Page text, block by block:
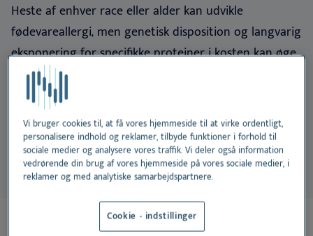
Heste af enhver race eller alder kan udvikle
fødevareallergi, men genetisk disposition og langvarig
eksponering for specifikke proteiner i kosten kan øge
modtageligheden.
ingredienser omfatter korn
soja, lucerne og visse vegetabilske proteiner,men
den individuelle følsomhed varierer.
På denne side:
Vi bruger cookies til, at få vores hjemmeside til at virke ordentligt,
personalisere indhold og reklamer, tilbyde funktioner i forhold til
sociale medier og analysere vores traffik. Vi deler også information
vedrørende din brug af vores hjemmeside på vores sociale medier, i
reklamer og med analytiske samarbejdspartnere.
Cookie - indstillinger